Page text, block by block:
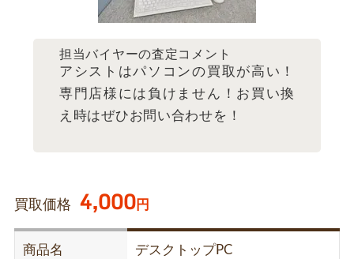
担当バイヤーの査定コメント
アシストはパソコンの買取が高い！
専門店様には負けません！お買い換
え時はぜひお問い合わせを！
買取価格 4,000円
商品名 デスクトップPC